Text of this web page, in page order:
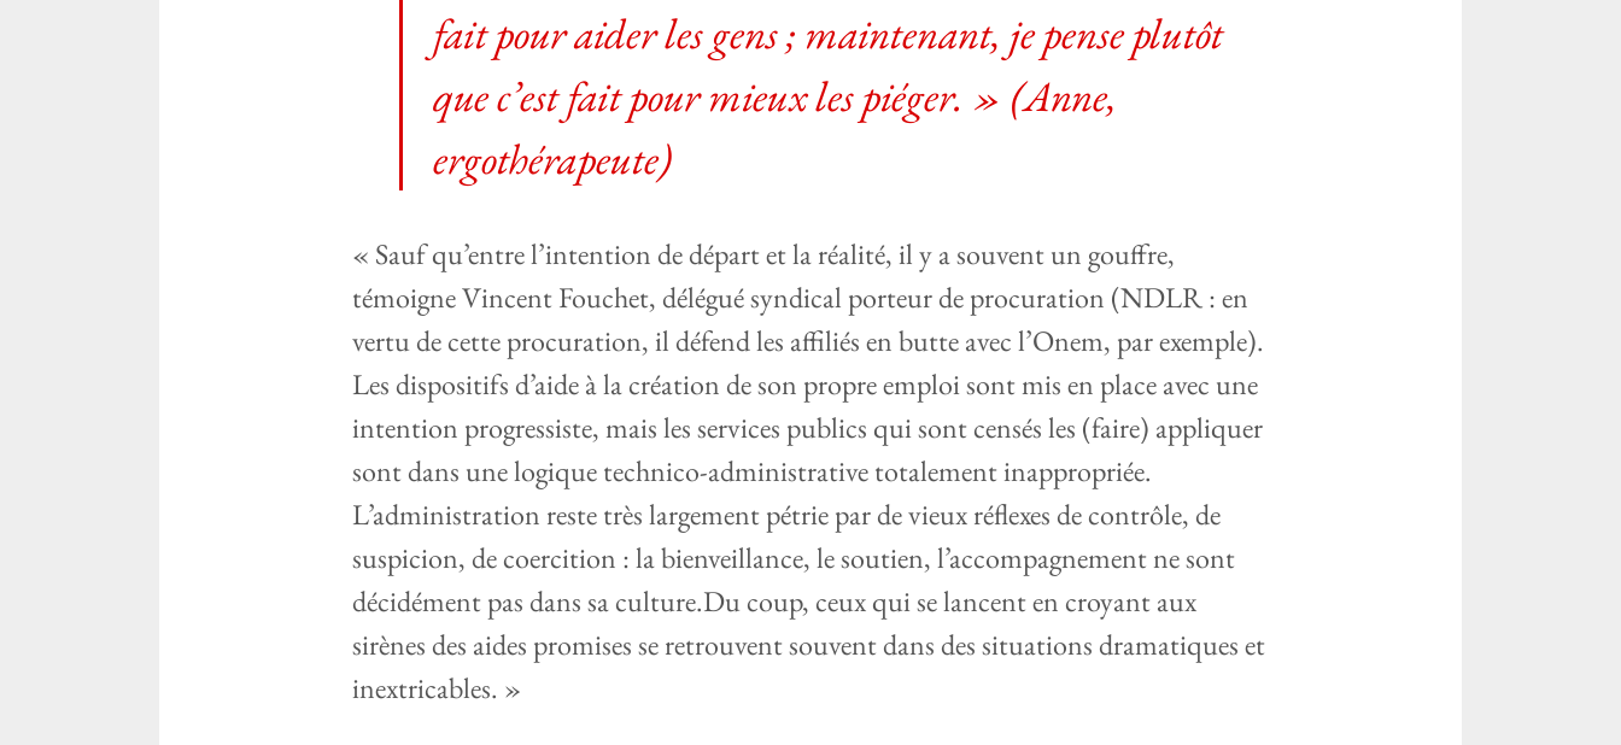
fait pour aider les gens ; maintenant, je pense plutôt
que c’est fait pour mieux les piéger. » (Anne,
ergothérapeute)
« Sauf qu’entre l’intention de départ et la réalité, il y a souvent un gouffre,
témoigne Vincent Fouchet, délégué syndical porteur de procuration (NDLR : en
vertu de cette procuration, il défend les affiliés en butte avec l’Onem, par exemple).
Les dispositifs d’aide à la création de son propre emploi sont mis en place avec une
intention progressiste, mais les services publics qui sont censés les (faire) appliquer
sont dans une logique technico-administrative totalement inappropriée.
L’administration reste très largement pétrie par de vieux réflexes de contrôle, de
suspicion, de coercition : la bienveillance, le soutien, l’accompagnement ne sont
décidément pas dans sa culture.Du coup, ceux qui se lancent en croyant aux
sirènes des aides promises se retrouvent souvent dans des situations dramatiques et
inextricables. »